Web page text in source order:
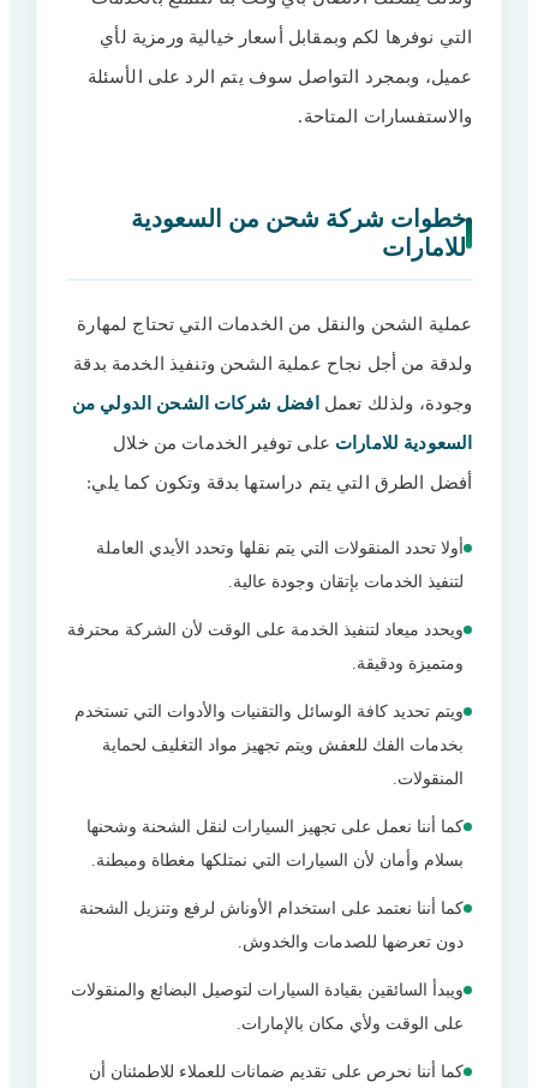
التي نوفرها لكم وبمقابل أسعار خيالية ورمزية لأي
عميل، وبمجرد التواصل سوف يتم الرد على الأسئلة
والاستفسارات المتاحة.
خطوات شركة شحن من السعودية
للامارات
عملية الشحن والنقل من الخدمات التي تحتاج لمهارة
ولدقة من أجل نجاح عملية الشحن وتنفيذ الخدمة بدقة
وجودة، ولذلك تعمل افضل شركات الشحن الدولي من
السعودية للامارات على توفير الخدمات من خلال
أفضل الطرق التي يتم دراستها بدقة وتكون كما يلي:
أولا تحدد المنقولات التي يتم نقلها وتحدد الأيدي العاملة
لتنفيذ الخدمات بإتقان وجودة عالية.
ويحدد ميعاد لتنفيذ الخدمة على الوقت لأن الشركة محترفة
ومتميزة ودقيقة.
ويتم تحديد كافة الوسائل والتقنيات والأدوات التي تستخدم
بخدمات الفك للعفش ويتم تجهيز مواد التغليف لحماية
المنقولات.
كما أننا نعمل على تجهيز السيارات لنقل الشحنة وشحنها
بسلام وأمان لأن السيارات التي نمتلكها مغطاة ومبطنة.
كما أننا نعتمد على استخدام الأوناش لرفع وتنزيل الشحنة
دون تعرضها للصدمات والخدوش.
ويبدأ السائقين بقيادة السيارات لتوصيل البضائع والمنقولات
على الوقت ولأي مكان بالإمارات.
كما أننا نحرص على تقديم ضمانات للعملاء للاطمئنان أن